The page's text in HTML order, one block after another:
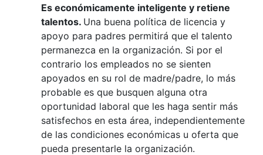
Es económicamente inteligente y retiene
talentos. Una buena política de licencia y
apoyo para padres permitirá que el talento
permanezca en la organización. Si por el
contrario los empleados no se sienten
apoyados en su rol de madre/padre, lo más
probable es que busquen alguna otra
oportunidad laboral que les haga sentir más
satisfechos en esta área, independientemente
de las condiciones económicas u oferta que
pueda presentarle la organización.